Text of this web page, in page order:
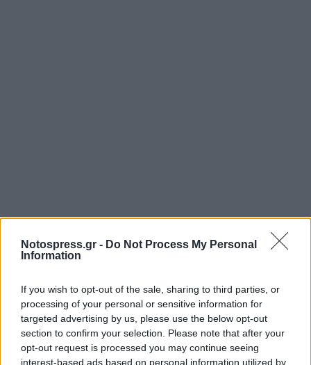
Notospress.gr - Do Not Process My Personal
Information
If you wish to opt-out of the sale, sharing to third parties, or
processing of your personal or sensitive information for
targeted advertising by us, please use the below opt-out
section to confirm your selection. Please note that after your
opt-out request is processed you may continue seeing
interest-based ads based on personal information utilized by